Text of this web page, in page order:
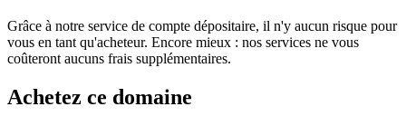
Grâce à notre service de compte dépositaire, il n'y aucun risque pour
vous en tant qu'acheteur. Encore mieux : nos services ne vous
coûteront aucuns frais supplémentaires.
Achetez ce domaine